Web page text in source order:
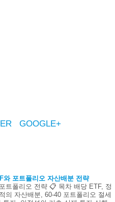
GOOGLE+
와 포트폴리오 자산배분 전략
트폴리오 전략 📋 목차 배당 ETF, 정
의 자산배분, 60-40 포트폴리오 절세